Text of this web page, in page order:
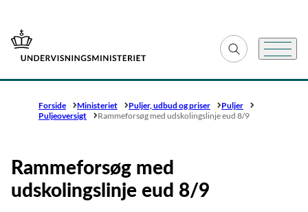
Gå til forsiden Fold søgefelt ud
Menu
Forside Ministeriet Puljer, udbud og priser
Puljer
Puljeoversigt
Rammeforsøg med udskolingslinje eud 8/9
Rammeforsøg med
udskolingslinje eud 8/9